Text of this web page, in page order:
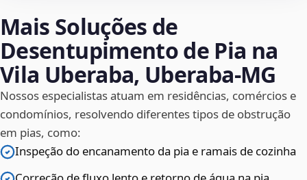
Mais Soluções de
Desentupimento de Pia na
Vila Uberaba, Uberaba‑MG
Nossos especialistas atuam em residências, comércios e
condomínios, resolvendo diferentes tipos de obstrução
em pias, como:
Inspeção do encanamento da pia e ramais de cozinha